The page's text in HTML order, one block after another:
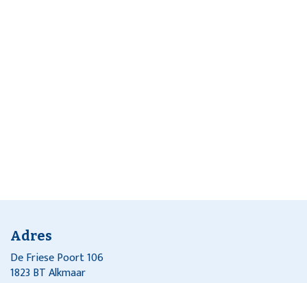
Adres
De Friese Poort 106
1823 BT Alkmaar